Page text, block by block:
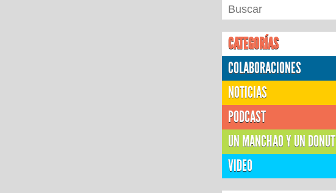
CATEGORÍAS
COLABORACIONES
NOTICIAS
PODCAST
UN MANCHAO Y UN DONUT
VIDEO